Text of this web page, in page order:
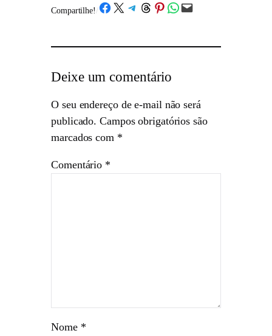
Compartilhe!/Share on Facebook
Share on X Share on Telegram
Share on Threads
Share on Pinterest
Share on WhatsApp
Email this Page
Deixe um comentário
O seu endereço de e-mail não será
publicado. Campos obrigatórios são
marcados com *
Comentário *
Nome *